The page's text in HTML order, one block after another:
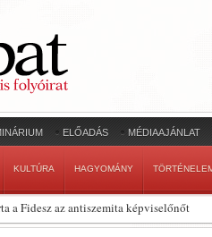
ELŐADÁS MÉDIAAJÁNLAT
KULTÚRA HAGYOMÁNY
a Fidesz az antiszemita képviselőnőt